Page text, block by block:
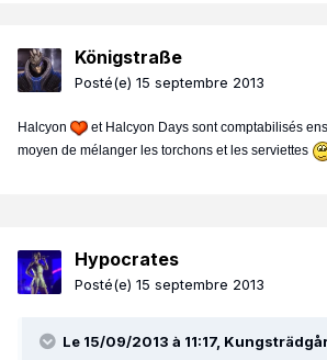
Königstraße
Posté(e) 15 septembre 2013
Halcyon
et Halcyon Days sont comptabilisés
moyen de mélanger les torchons et les serviettes
Hypocrates
Posté(e) 15 septembre 2013
Le 15/09/2013 à 11:17,